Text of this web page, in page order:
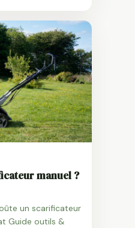
manuel ?
un scarificateur
Guide outils &